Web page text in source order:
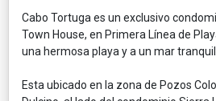
Cabo Tortuga es un exclusivo
Town House, en Primera Línea de
una hermosa playa y a un mar
Esta ubicado en la zona de Pozos